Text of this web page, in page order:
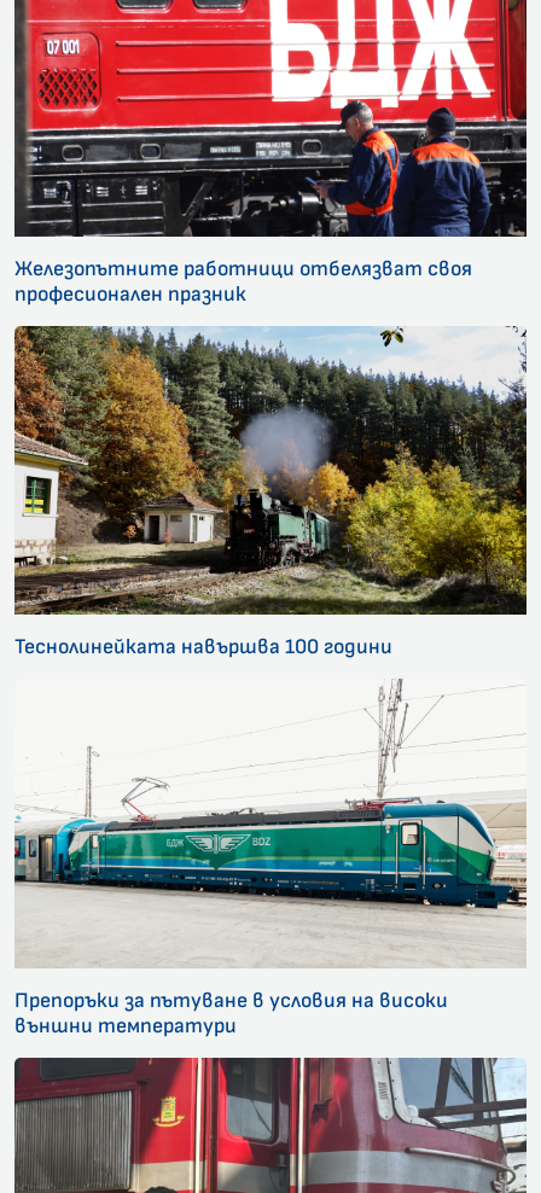
Железопътните работници отбелязват своя
професионален празник
Теснолинейката навършва 100 години
Препоръки за пътуване в условия на високи
външни температури